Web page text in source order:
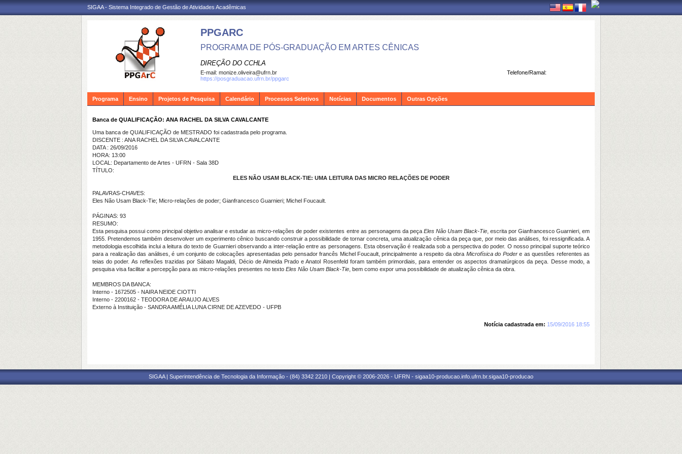
SIGAA - Sistema Integrado de Gestão de Atividades Acadêmicas
PPGARC
PROGRAMA DE PÓS-GRADUAÇÃO EM ARTES CÊNICAS
DIREÇÃO DO CCHLA
Telefone/Ramal:
E-mail: monize.oliveira@ufrn.br
https://posgraduacao.ufrn.br/ppgarc
Programa Ensino Projetos de Pesquisa Calendário Processos Seletivos Notícias Documentos Outras Opções
Banca de QUALIFICAÇÃO: ANA RACHEL DA SILVA CAVALCANTE
Uma banca de QUALIFICAÇÃO de MESTRADO foi cadastrada pelo programa.
DISCENTE : ANA RACHEL DA SILVA CAVALCANTE
DATA : 26/09/2016
HORA: 13:00
LOCAL: Departamento de Artes - UFRN - Sala 38D
TÍTULO:
ELES NÃO USAM BLACK-TIE: UMA LEITURA DAS MICRO RELAÇÕES DE PODER
PALAVRAS-CHAVES:
Eles Não Usam Black-Tie; Micro-relações de poder; Gianfrancesco Guarnieri; Michel Foucault.
PÁGINAS: 93
RESUMO:
Esta pesquisa possui como principal objetivo analisar e estudar as micro-relações de poder existentes entre as personagens da peça Eles Não Usam Black-Tie, escrita por Gianfrancesco Guarnieri, em
1955. Pretendemos também desenvolver um experimento cênico buscando construir a possibilidade de tornar concreta, uma atualização cênica da peça que, por meio das análises, foi ressignificada. A
metodologia escolhida inclui a leitura do texto de Guarnieri observando a inter-relação entre as personagens. Esta observação é realizada sob a perspectiva do poder. O nosso principal suporte teórico
para a realização das análises, é um conjunto de colocações apresentadas pelo pensador francês Michel Foucault, principalmente a respeito da obra Microfísica do Podere as questões referentes as
teias do poder. As reflexões trazidas por Sábato Magaldi, Décio de Almeida Prado e Anatol Rosenfeld foram também primordiais, para entender os aspectos dramatúrgicos da peça. Desse modo, a
pesquisa visa facilitar a percepção para as micro-relações presentes no texto Eles Não Usam Black-Tie , bem como expor uma possibilidade de atualização cênica da obra.
MEMBROS DA BANCA:
Interno - 1672505 - NAIRA NEIDE CIOTTI
Interno - 2200162 - TEODORA DE ARAUJO ALVES
Externo à Instituição - SANDRA AMÉLIA LUNA CIRNE DE AZEVEDO - UFPB
Notícia cadastrada em: 15/09/2016 18:55
SIGAA | Superintendência de Tecnologia da Informação - (84) 3342 2210 | Copyright © 2006-2026 - UFRN - sigaa10-producao.info.ufrn.br.sigaa10-producao